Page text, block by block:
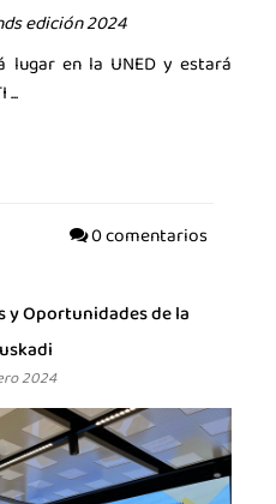
edición 2024
lugar en la UNED y estará
0 comentarios
y Oportunidades de la
2024